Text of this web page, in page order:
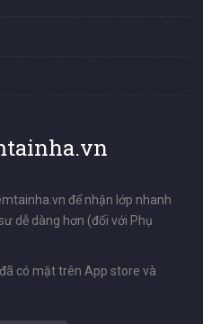
để nhận lớp nhanh
dễ dàng hơn (đối với Phụ
có mặt trên App store và